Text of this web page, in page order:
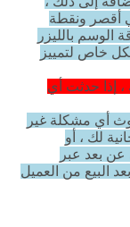
أقصر ونقطة
الوسم بالليزر
خاص لتمييز
، إذا حدثت أي
حالة حدوث أي مشكلة غير
لك ، أو
بعد عبر
البيع من العميل